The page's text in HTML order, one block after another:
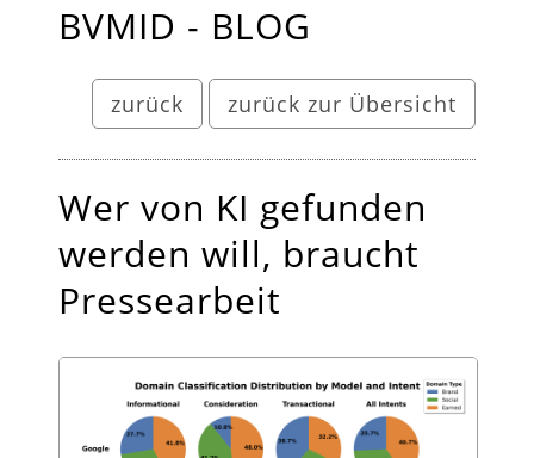
BVMID - BLOG
zurück zur Übersicht
zurück
Wer von KI gefunden
werden will, braucht
Pressearbeit